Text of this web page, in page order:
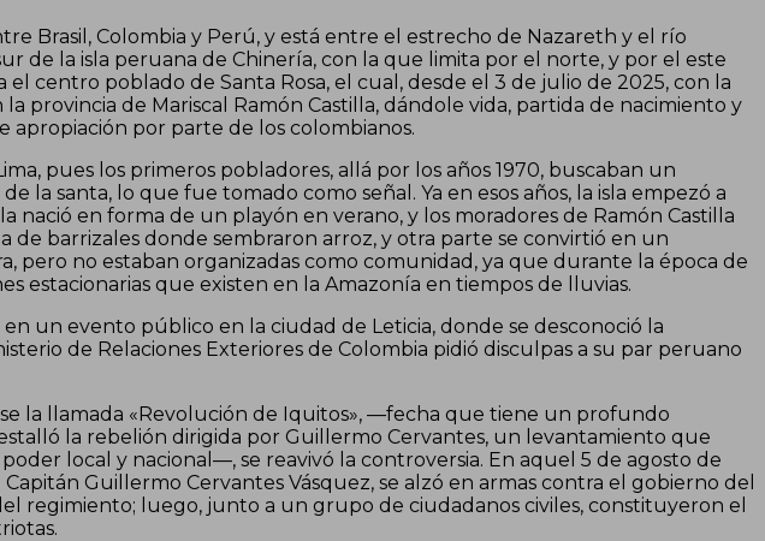
Brasil, Colombia y Perú, y está entre el estrecho de Nazareth y el río
de la isla peruana de Chinería, con la que limita por el norte, y por el este
el centro poblado de Santa Rosa, el cual, desde el 3 de julio de 2025, con la
provincia de Mariscal Ramón Castilla, dándole vida, partida de nacimiento y
por parte de los colombianos.
pues los primeros pobladores, allá por los años 1970, buscaban un
la santa, lo que fue tomado como señal. Ya en esos años, la isla empezó a
nació en forma de un playón en verano, y los moradores de Ramón Castilla
barrizales donde sembraron arroz, y otra parte se convirtió en un
pero no estaban organizadas como comunidad, ya que durante la época de
estacionarias que existen en la Amazonía en tiempos de lluvias.
un evento público en la ciudad de Leticia, donde se desconoció la
de Relaciones Exteriores de Colombia pidió disculpas a su par peruano
la llamada «Revolución de Iquitos», —fecha que tiene un profundo
la rebelión dirigida por Guillermo Cervantes, un levantamiento que
local y nacional—, se reavivó la controversia. En aquel 5 de agosto de
Guillermo Cervantes Vásquez, se alzó en armas contra el gobierno del
regimiento; luego, junto a un grupo de ciudadanos civiles, constituyeron el